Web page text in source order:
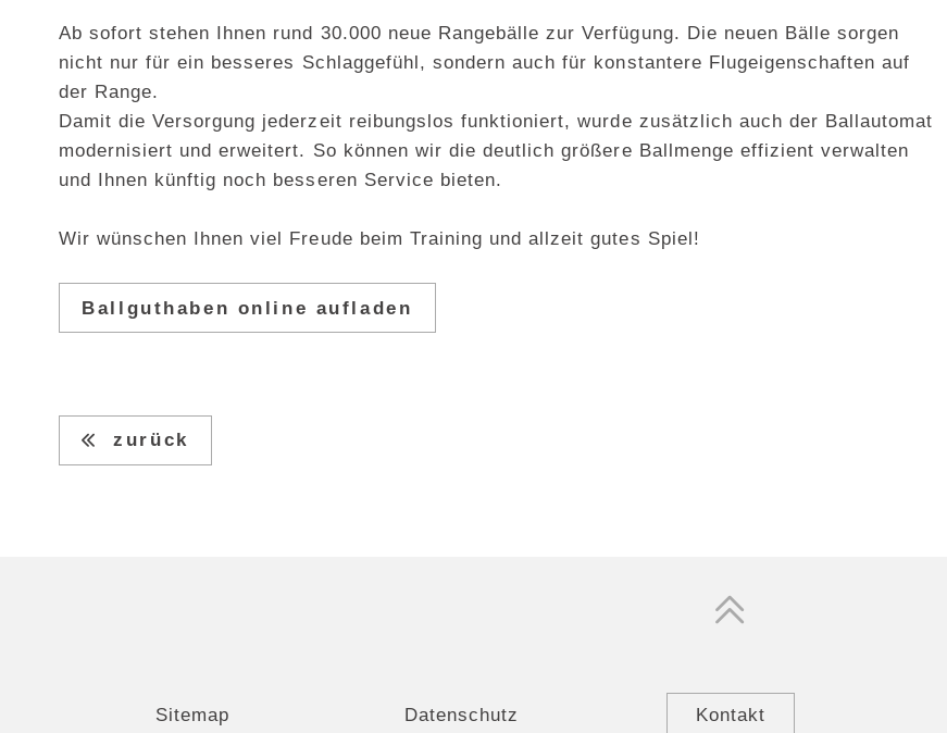
Ab sofort stehen Ihnen rund 30.000 neue Rangebälle zur Verfügung. Die neuen Bälle sorgen
nicht nur für ein besseres Schlaggefühl, sondern auch für konstantere Flugeigenschaften auf
der Range.
Damit die Versorgung jederzeit reibungslos funktioniert, wurde zusätzlich auch der Ballautomat
modernisiert und erweitert. So können wir die deutlich größere Ballmenge effizient verwalten
und Ihnen künftig noch besseren Service bieten.
Wir wünschen Ihnen viel Freude beim Training und allzeit gutes Spiel!
Ballguthaben online aufladen
zurück
Sitemap Datenschutz Kontakt